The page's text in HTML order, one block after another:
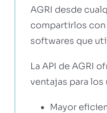
AGRI desde
compartirlos
softwares que
La API de AGRI
ventajas para los
Mayor